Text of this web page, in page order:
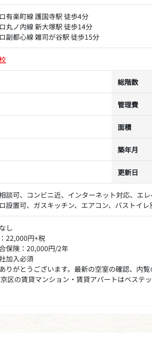
有楽町線 護国寺駅 徒歩4分
丸ノ内線 新大塚駅 徒歩14分
副都心線 雑司が谷駅 徒歩15分
総階数
管理費
面積
築年月
更新日
談可、コンビニ近、インターネット対応、エ
設置可、ガスキッチン、エアコン、バストイレ
し
22,000円+税
保険：20,000円/2年
加入必須
りがとうございます。最新の空室の確認、内
区の賃貸マンション・賃貸アパートはベステ